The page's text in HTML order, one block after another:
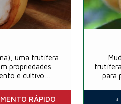
uma frutífera
propriedades
e cultivo
RÁPIDO
para
+